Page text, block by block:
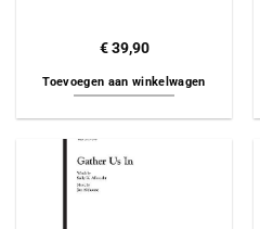
€39,90
Toevoegen aan winkelwagen